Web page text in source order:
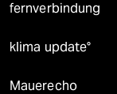
fernverbindung
klima update°
Mauerecho